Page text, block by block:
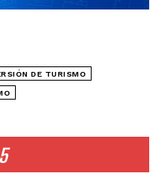
DE TURISMO